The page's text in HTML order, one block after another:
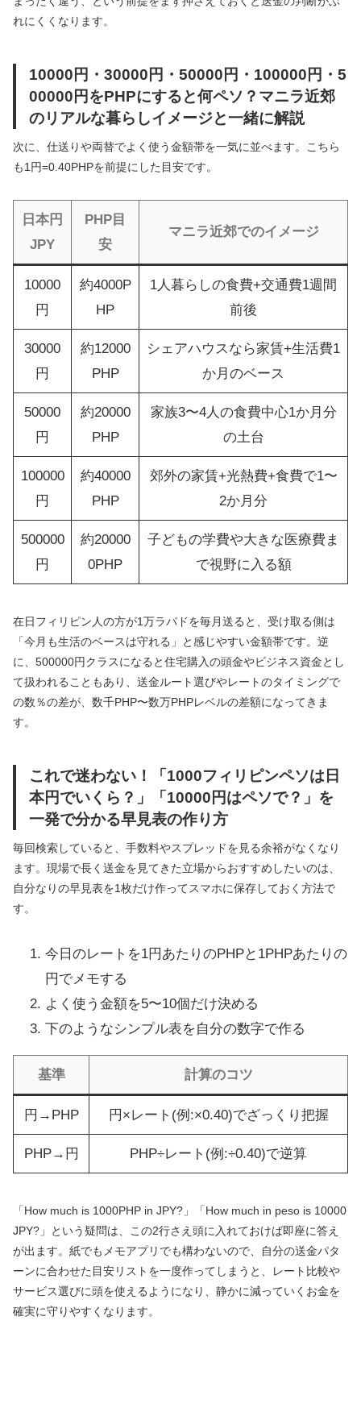
れにくくなります。
10000円・30000円・50000円・100000円・5
00000円をPHPにすると何ペソ？マニラ近郊
のリアルな暮らしイメージと一緒に解説
次に、仕送りや両替でよく使う金額帯を一気に並べます。こちら
も1円=0.40PHPを前提にした目安です。
日本円
JPY
PHP目
安
マニラ近郊でのイメージ
10000
円
約4000P
HP
1人暮らしの食費+交通費1週間
前後
30000
円
約12000
PHP
シェアハウスなら家賃+生活費1
か月のベース
50000
円
約20000
PHP
家族3〜4人の食費中心1か月分
の土台
100000
円
約40000
PHP
郊外の家賃+光熱費+食費で1〜
2か月分
500000
円
約20000
0PHP
子どもの学費や大きな医療費ま
で視野に入る額
在日フィリピン人の方が1万ラパドを毎月送ると、受け取る側は
「今月も生活のベースは守れる」と感じやすい金額帯です。逆
に、500000円クラスになると住宅購入の頭金やビジネス資金とし
て扱われることもあり、送金ルート選びやレートのタイミングで
の数％の差が、数千PHP〜数万PHPレベルの差額になってきま
す。
これで迷わない！「1000フィリピンペソは日
本円でいくら？」「10000円はペソで？」を
一発で分かる早見表の作り方
毎回検索していると、手数料やスプレッドを見る余裕がなくなり
ます。現場で長く送金を見てきた立場からおすすめしたいのは、
自分なりの早見表を1枚だけ作ってスマホに保存しておく方法で
す。
今日のレートを1円あたりのPHPと1PHPあたりの
円でメモする
よく使う金額を5〜10個だけ決める
下のようなシンプル表を自分の数字で作る
基準 計算のコツ
円→PHP 円×レート(例:×0.40)でざっくり把握
PHP→円 PHP÷レート(例:÷0.40)で逆算
「How much is 1000PHP in JPY?」「How much in peso is 10000
JPY?」という疑問は、この2行さえ頭に入れておけば即座に答え
が出ます。紙でもメモアプリでも構わないので、自分の送金パタ
ーンに合わせた目安リストを一度作ってしまうと、レート比較や
サービス選びに頭を使えるようになり、静かに減っていくお金を
確実に守りやすくなります。